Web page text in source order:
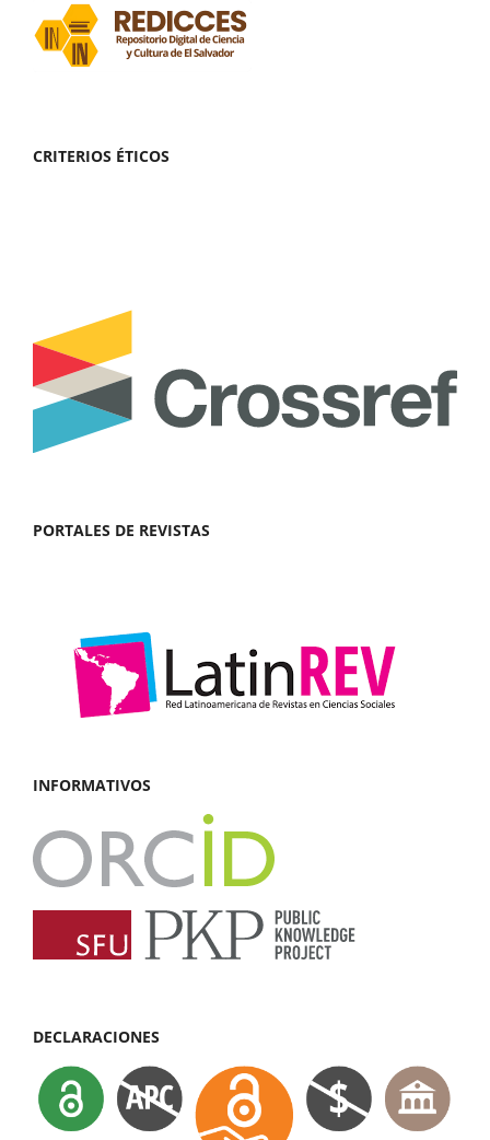
CRITERIOS ÉTICOS
PORTALES DE REVISTAS
INFORMATIVOS
DECLARACIONES